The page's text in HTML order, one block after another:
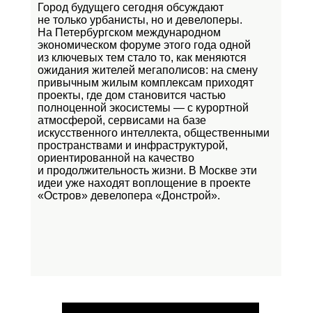
Город будущего сегодня обсуждают
не только урбанисты, но и девелоперы.
На Петербургском международном
экономическом форуме этого года одной
из ключевых тем стало то, как меняются
ожидания жителей мегаполисов: на смену
привычным жилым комплексам приходят
проекты, где дом становится частью
полноценной экосистемы — с курортной
атмосферой, сервисами на базе
искусственного интеллекта, общественными
пространствами и инфраструктурой,
ориентированной на качество
и продолжительность жизни. В Москве эти
идеи уже находят воплощение в проекте
«Остров» девелопера «Донстрой».